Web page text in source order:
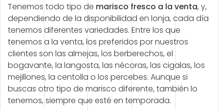
Tenemos todo tipo de marisco fresco a la venta, y,
dependiendo de la disponibilidad en lonja, cada día
tenemos diferentes variedades. Entre los que
tenemos a la venta, los preferidos por nuestros
clientes son las almejas, los berberechos, el
bogavante, la langosta, las nécoras, las cigalas, los
mejillones, la centolla o los percebes. Aunque si
buscas otro tipo de marisco diferente, también lo
tenemos, siempre que esté en temporada.